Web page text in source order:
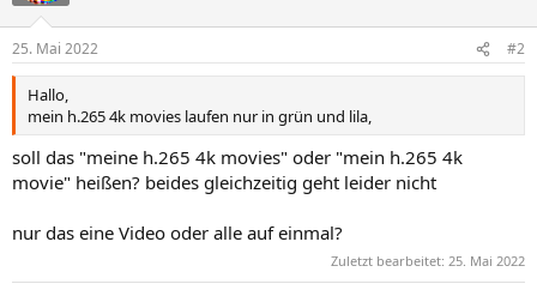
25. Mai 2022 #2
Hallo,
mein h.265 4k movies laufen nur in grün und lila,
soll das "meine h.265 4k movies" oder "mein h.265 4k
movie" heißen? beides gleichzeitig geht leider nicht
nur das eine Video oder alle auf einmal?
Zuletzt bearbeitet: 25. Mai 2022